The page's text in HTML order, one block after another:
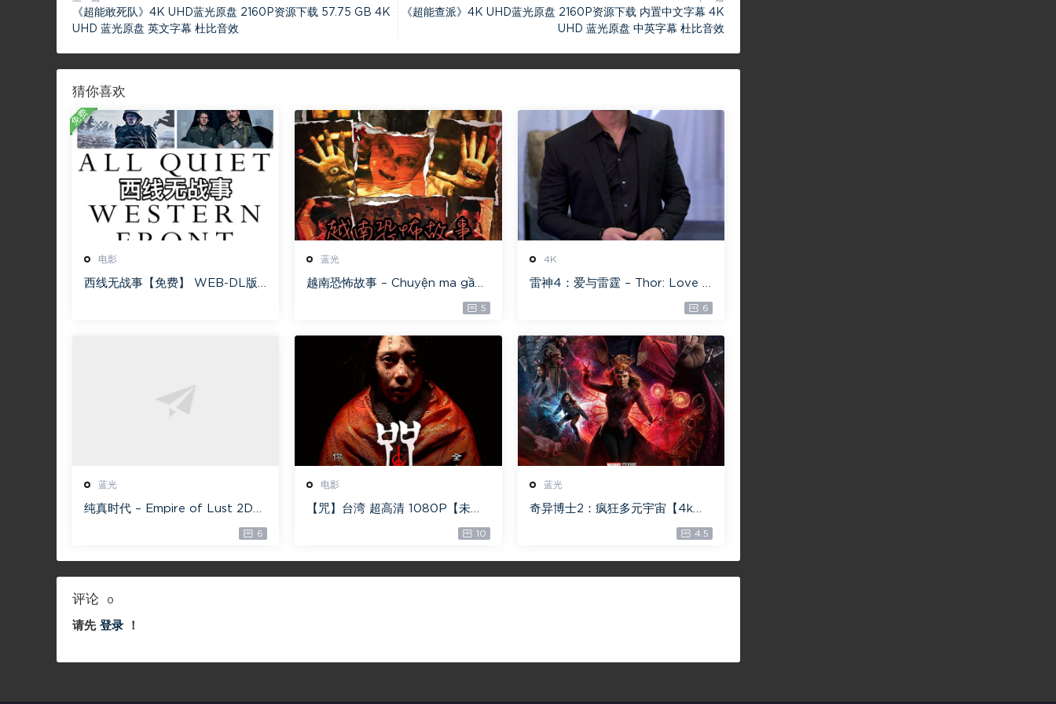
《超能敢死队》4K UHD蓝光原盘 2160P资源下载 57.75 GB 4K
UHD 蓝光原盘 英文字幕 杜比音效
《超能查派》4K UHD蓝光原盘 2160P资源下载 内置中文字幕 4K
UHD 蓝光原盘 中英字幕 杜比音效
猜你喜欢
电影
西线无战事【免费】 WEB-DL版
免费
蓝光
越南恐怖故事 – Chuyện ma gần
nhà [蓝光原盘 ][22GB][1080P]
5
4K
雷神4：爱与雷霆 – Thor: Love a
nd Thunder 20.4GB [115网盘下
6
蓝光
纯真时代 – Empire of Lust 2D
蓝光原盘 33.1GB ISO【115网盘专
6
电影
【咒】台湾 超高清 1080P【未删
减】4G 【全网目前最清晰版本】
10
蓝光
奇异博士2：疯狂多元宇宙【4k】
【115网盘】 – Doctor Strange i
n the Multiverse of Madness 6
4.5
评论 0
请先 登录 ！